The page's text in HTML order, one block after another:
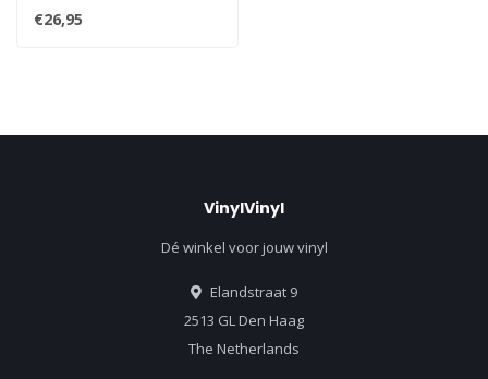
€26,95
VinylVinyl
Dé winkel voor jouw vinyl
Elandstraat 9
2513 GL Den Haag
The Netherlands